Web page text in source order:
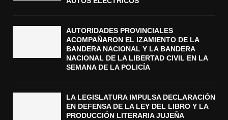
AUTORIDADES PROVINCIALES
ACOMPAÑARON EL IZAMIENTO DE LA
BANDERA NACIONAL Y LA BANDERA
NACIONAL DE LA LIBERTAD CIVIL EN LA
SEMANA DE LA POLICÍA
LA LEGISLATURA IMPULSA DECLARACIÓN
EN DEFENSA DE LA LEY DEL LIBRO Y LA
PRODUCCIÓN LITERARIA JUJEÑA